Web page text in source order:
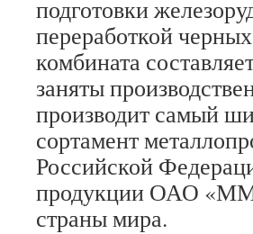
подготовки
переработкой
комбината
заняты
производит самый
сортамент
Российской
продукции ОАО
страны мира.